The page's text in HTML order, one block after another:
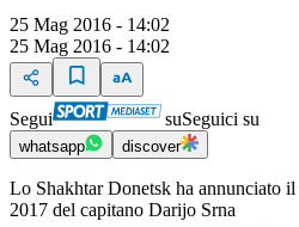
25 Mag 2016 - 14:02
25 Mag 2016 - 14:02
Segui suSeguici su
whatsapp discover
Lo Shakhtar Donetsk ha annunciato
2017 del capitano Darijo Srna